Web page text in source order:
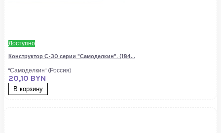
Доступно
Конструктор С-30 серии "Самоделкин". (184...
"Самоделкин" (Россия)
20,10 BYN
В корзину